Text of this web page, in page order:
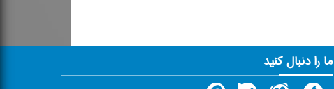
ما را دنبال کنید